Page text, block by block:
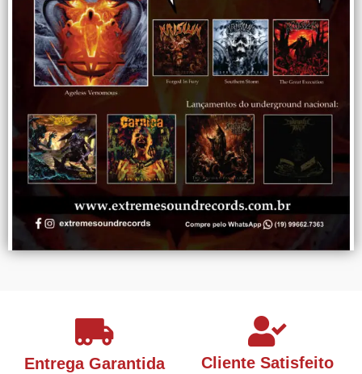
Entrega Garantida Cliente Satisfeito